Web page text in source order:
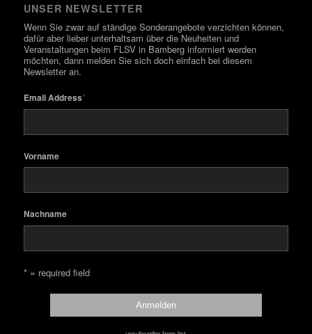
UNSER NEWSLETTER
Wenn Sie zwar auf ständige Sonderangebote verzichten können,
dafür aber lieber unterhaltsam über die Neuheiten und
Veranstaltungen beim FLSV in Bamberg informiert werden
möchten, dann melden Sie sich doch einfach bei diesem
Newsletter an.
Email Address*
Vorname
Nachname
* = required field